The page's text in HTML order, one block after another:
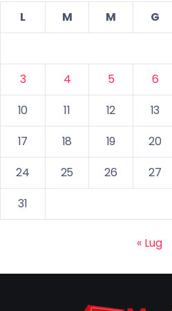
L
M M G
3
4 5 6
10
11 12 13
17
18 19 20
24
25 26 27
31
« Lug